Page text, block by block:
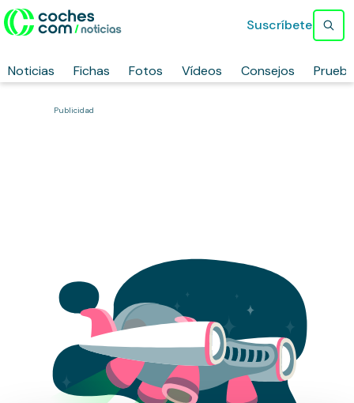
Noticias Fichas Fotos Vídeos Consejos
Suscríbete
Publicidad